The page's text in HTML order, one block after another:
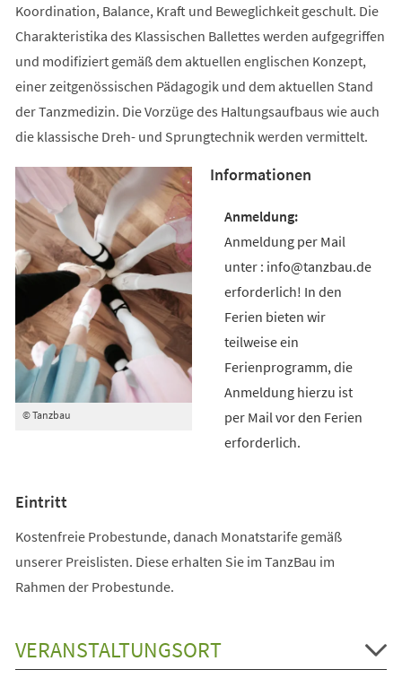
Koordination, Balance, Kraft und Beweglichkeit geschult. Die
Charakteristika des Klassischen Ballettes werden aufgegriffen
und modifiziert gemäß dem aktuellen englischen Konzept,
einer zeitgenössischen Pädagogik und dem aktuellen Stand
der Tanzmedizin. Die Vorzüge des Haltungsaufbaus wie auch
die klassische Dreh- und Sprungtechnik werden vermittelt.
© Tanzbau
Informationen
Anmeldung per Mail
unter : info@tanzbau.de
erforderlich! In den
Ferien bieten wir
teilweise ein
Ferienprogramm, die
Anmeldung hierzu ist
per Mail vor den Ferien
erforderlich.
Eintritt
Kostenfreie Probestunde, danach Monatstarife gemäß
unserer Preislisten. Diese erhalten Sie im TanzBau im
Rahmen der Probestunde.
VERANSTALTUNGSORT